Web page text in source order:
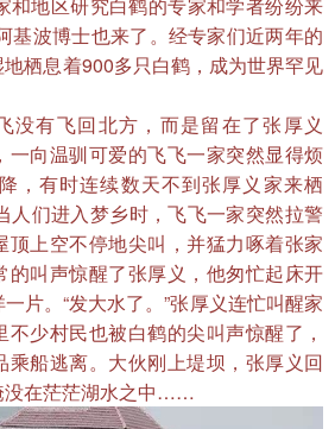
基波博士也来了。经专家们近两年的
栖息着900多只白鹤，成为世界罕见
有飞回北方，而是留在了张厚义
一向温驯可爱的飞飞一家突然显得烦
，有时连续数天不到张厚义家来栖
人们进入梦乡时，飞飞一家突然拉警
顶上空不停地尖叫，并猛力啄着张家
的叫声惊醒了张厚义，他匆忙起床开
片。“发大水了。”张厚义连忙叫醒家
少村民也被白鹤的尖叫声惊醒了，
乘船逃离。大伙刚上堤坝，张厚义回
没在茫茫湖水之中……